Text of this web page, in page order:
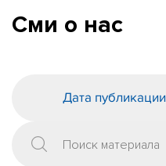
Сми о нас
Дата публикации